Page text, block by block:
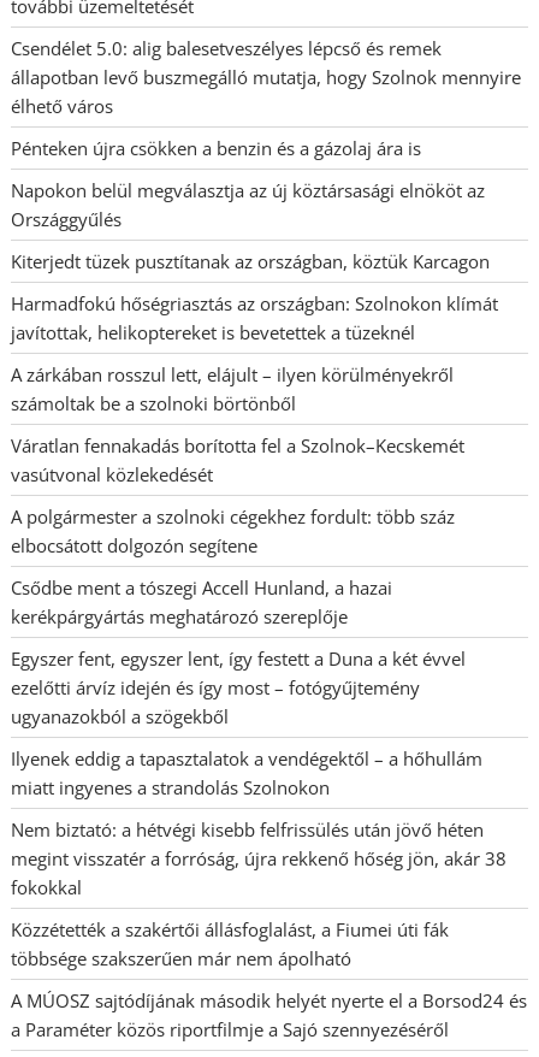
további üzemeltetését
Csendélet 5.0: alig balesetveszélyes lépcső és remek
állapotban levő buszmegálló mutatja, hogy Szolnok mennyire
élhető város
Pénteken újra csökken a benzin és a gázolaj ára is
Napokon belül megválasztja az új köztársasági elnököt az
Országgyűlés
Kiterjedt tüzek pusztítanak az országban, köztük Karcagon
Harmadfokú hőségriasztás az országban: Szolnokon klímát
javítottak, helikoptereket is bevetettek a tüzeknél
A zárkában rosszul lett, elájult – ilyen körülményekről
számoltak be a szolnoki börtönből
Váratlan fennakadás borította fel a Szolnok–Kecskemét
vasútvonal közlekedését
A polgármester a szolnoki cégekhez fordult: több száz
elbocsátott dolgozón segítene
Csődbe ment a tószegi Accell Hunland, a hazai
kerékpárgyártás meghatározó szereplője
Egyszer fent, egyszer lent, így festett a Duna a két évvel
ezelőtti árvíz idején és így most – fotógyűjtemény
ugyanazokból a szögekből
Ilyenek eddig a tapasztalatok a vendégektől – a hőhullám
miatt ingyenes a strandolás Szolnokon
Nem biztató: a hétvégi kisebb felfrissülés után jövő héten
megint visszatér a forróság, újra rekkenő hőség jön, akár 38
fokokkal
Közzétették a szakértői állásfoglalást, a Fiumei úti fák
többsége szakszerűen már nem ápolható
A MÚOSZ sajtódíjának második helyét nyerte el a Borsod24 és
a Paraméter közös riportfilmje a Sajó szennyezéséről